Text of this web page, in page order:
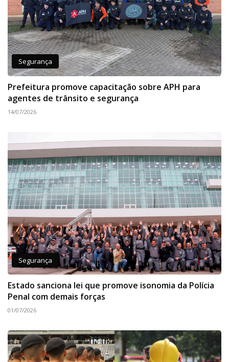
Segurança
Prefeitura promove capacitação sobre APH para
agentes de trânsito e segurança
14/07/2026
Segurança
Estado sanciona lei que promove isonomia da Polícia
Penal com demais forças
01/07/2026